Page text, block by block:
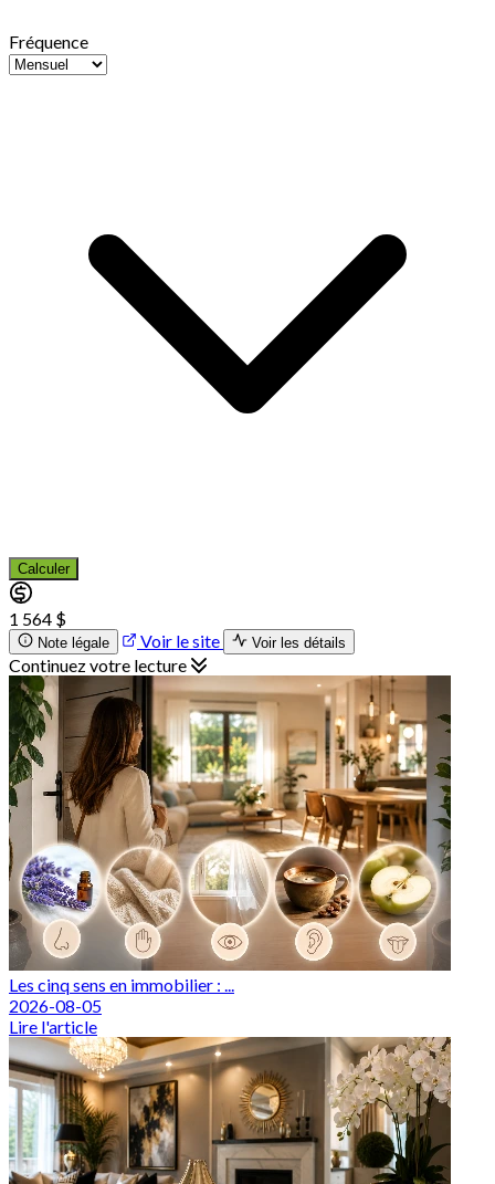
Fréquence
Calculer
1 564 $
Note légale Voir le site Voir les détails
Continuez votre lecture
Les cinq sens en immobilier : ...
2026-08-05
Lire l'article